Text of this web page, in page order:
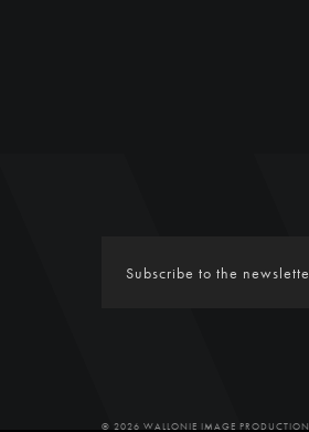
© 2026 WALLONIE IMAGE PRODUCTION